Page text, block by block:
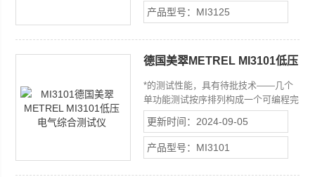
此功能）。 线路阻抗。
产品型号：MI3125
德国美翠METREL MI3101低压
*的测试性能，具有待批技术——几个
单功能测试按序排列构成一个可编程完
整测试
更新时间：2024-09-05
产品型号：MI3101